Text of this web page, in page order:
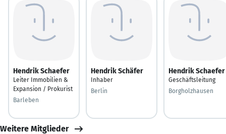
Hendrik Schaefer
Leiter Immobilien &
Expansion / Prokurist
Barleben
Hendrik Schäfer
Inhaber
Berlin
Hendrik Schaefer
Geschäftsleitung
Borgholzhausen
Weitere Mitglieder